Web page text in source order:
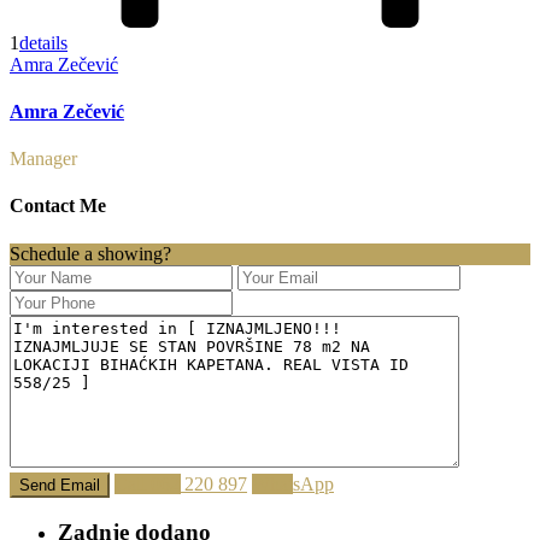
1details
Amra Zečević
Amra Zečević
Manager
Contact Me
Schedule a showing?
062 220 897 WhatsApp
Zadnje dodano